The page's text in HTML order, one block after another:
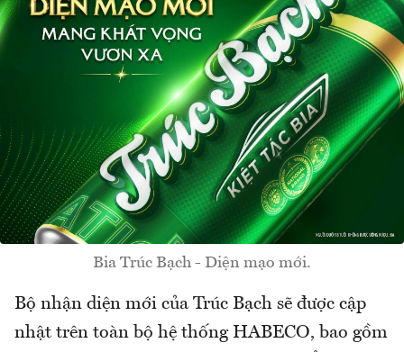
Bia Trúc Bạch - Diện mạo mới.
Bộ nhận diện mới của Trúc Bạch sẽ được cập
nhật trên toàn bộ hệ thống HABECO, bao gồm